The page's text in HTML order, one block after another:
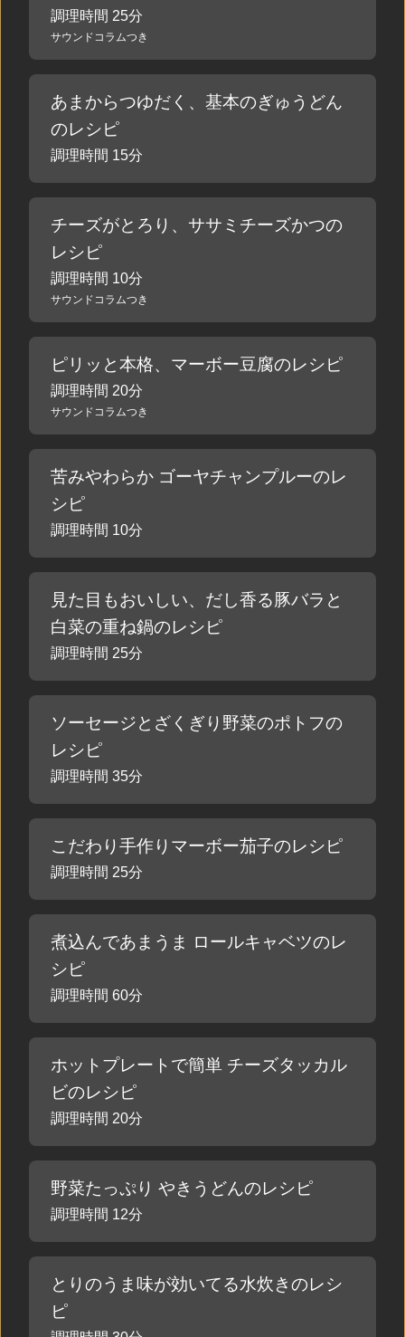
調理時間 25分
サウンドコラムつき
あまからつゆだく、基本のぎゅうどん
のレシピ
調理時間 15分
チーズがとろり、ササミチーズかつの
レシピ
調理時間 10分
サウンドコラムつき
ピリッと本格、マーボー豆腐のレシピ
調理時間 20分
サウンドコラムつき
苦みやわらか ゴーヤチャンプルーのレ
シピ
調理時間 10分
見た目もおいしい、だし香る豚バラと
白菜の重ね鍋のレシピ
調理時間 25分
ソーセージとざくぎり野菜のポトフの
レシピ
調理時間 35分
こだわり手作りマーボー茄子のレシピ
調理時間 25分
煮込んであまうま ロールキャベツのレ
シピ
調理時間 60分
ホットプレートで簡単 チーズタッカル
ビのレシピ
調理時間 20分
野菜たっぷり やきうどんのレシピ
調理時間 12分
とりのうま味が効いてる水炊きのレシ
ピ